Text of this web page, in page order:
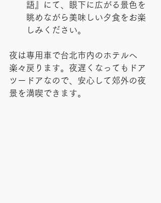
語』にて、眼下に広がる景色を
眺めながら美味しい夕食をお楽
しみください。
夜は専用車で台北市内のホテルへ
楽々戻ります。夜遅くなってもドア
ツードアなので、安心して郊外の夜
景を満喫できます。